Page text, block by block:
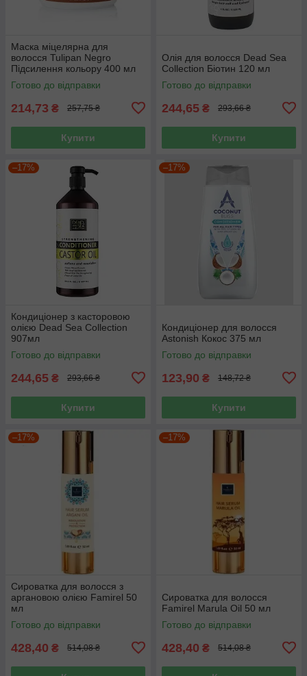
Маска міцелярна для
волосся Tulipan Negro
Підсилення кольору 400 мл
Готово до відправки
214,73 ₴ 257,75 ₴
Купити
Олія для волосся Dead Sea
Collection Біотин 120 мл
Готово до відправки
244,65 ₴ 293,66 ₴
Купити
–17%
Кондиціонер з касторовою
олією Dead Sea Collection
907мл
Готово до відправки
244,65 ₴ 293,66 ₴
Купити
–17%
Кондиціонер для волосся
Astonish Кокос 375 мл
Готово до відправки
123,90 ₴ 148,72 ₴
Купити
–17%
Сироватка для волосся з
аргановою олією Famirel 50
мл
Готово до відправки
428,40 ₴ 514,08 ₴
–17%
Сироватка для волосся
Famirel Marula Oil 50 мл
Готово до відправки
428,40 ₴ 514,08 ₴